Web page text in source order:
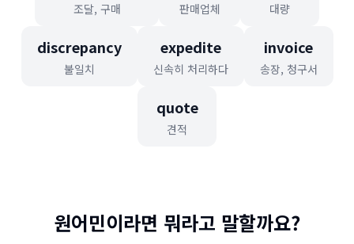
조달, 구매 판매업체 대량
discrepancy
불일치
expedite
신속히 처리하다
invoice
송장, 청구서
quote
견적
원어민이라면 뭐라고 말할까요?